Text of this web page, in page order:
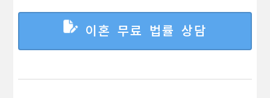
이혼 무료 법률 상담